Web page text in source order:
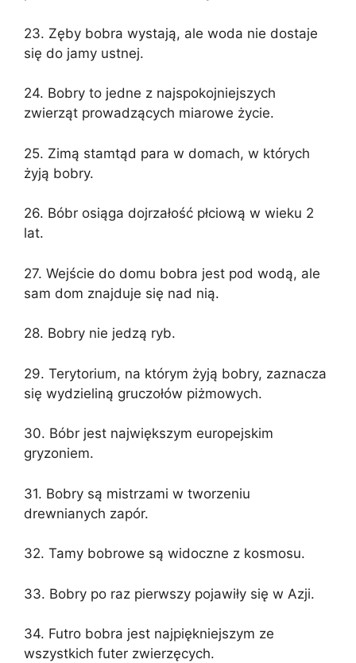
23. Zęby bobra wystają, ale woda nie dostaje
się do jamy ustnej.
24. Bobry to jedne z najspokojniejszych
zwierząt prowadzących miarowe życie.
25. Zimą stamtąd para w domach, w których
żyją bobry.
26. Bóbr osiąga dojrzałość płciową w wieku 2
lat.
27. Wejście do domu bobra jest pod wodą, ale
sam dom znajduje się nad nią.
28. Bobry nie jedzą ryb.
29. Terytorium, na którym żyją bobry, zaznacza
się wydzieliną gruczołów piżmowych.
30. Bóbr jest największym europejskim
gryzoniem.
31. Bobry są mistrzami w tworzeniu
drewnianych zapór.
32. Tamy bobrowe są widoczne z kosmosu.
33. Bobry po raz pierwszy pojawiły się w Azji.
34. Futro bobra jest najpiękniejszym ze
wszystkich futer zwierzęcych.